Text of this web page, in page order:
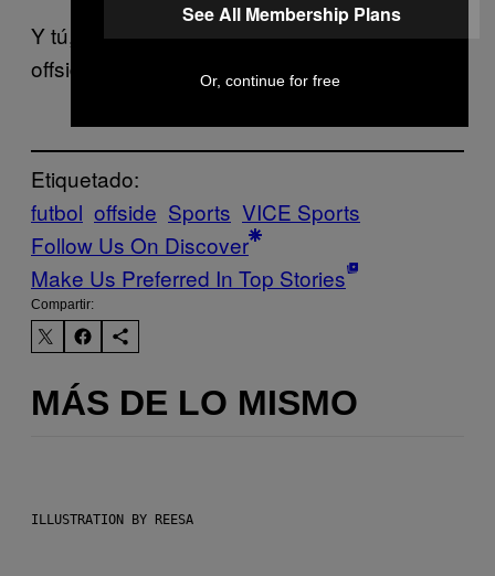
Y tú, ¿qué has hecho para explicar el
offside?
Etiquetado:
futbol offside Sports VICE Sports
Follow Us On Discover
Make Us Preferred In Top Stories
Compartir:
MÁS DE LO MISMO
ILLUSTRATION BY REESA
See All Membership Plans
Or, continue for free